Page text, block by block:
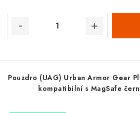
Pouzdro (UAG) Urban Armor Gear
kompatibilní s MagSafe